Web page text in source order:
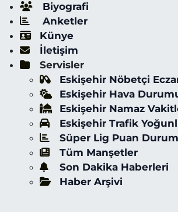
Biyografi
Anketler
Künye
İletişim
Servisler
Eskişehir Nöbetçi
Eskişehir Hava
Eskişehir Namaz
Eskişehir Trafik
Süper Lig Puan
Tüm Manşetler
Son Dakika Haberleri
Haber Arşivi